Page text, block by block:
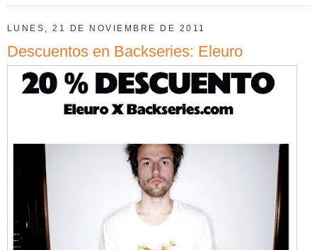
LUNES, 21 DE NOVIEMBRE DE 2011
Descuentos en Backseries: Eleuro